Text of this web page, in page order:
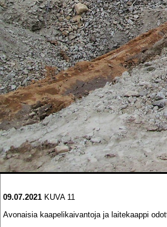
09.07.2021 KUVA 11
Avonaisia kaapelikaivantoja ja laitekaappi